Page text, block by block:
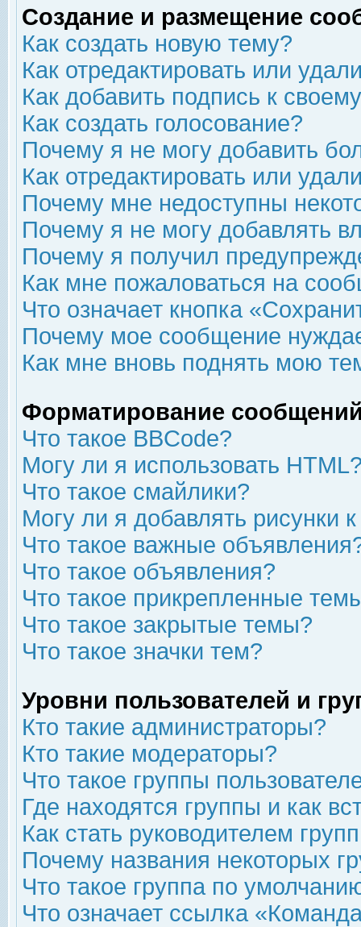
Создание и размещение
Как создать новую тему?
Как отредактировать или
Как добавить подпись к
Как создать голосование?
Почему я не могу добавить
Как отредактировать или
Почему мне недоступны
Почему я не могу добавлять
Почему я получил
Как мне пожаловаться на
Что означает кнопка
Почему мое сообщение
Как мне вновь поднять мою
Форматирование
Что такое BBCode?
Могу ли я использовать
Что такое смайлики?
Могу ли я добавлять рисунки
Что такое важные
Что такое объявления?
Что такое прикрепленные
Что такое закрытые темы?
Что такое значки тем?
Уровни пользователей и
Кто такие администраторы?
Кто такие модераторы?
Что такое группы
Где находятся группы и как
Как стать руководителем
Почему названия некоторых
Что такое группа по
Что означает ссылка